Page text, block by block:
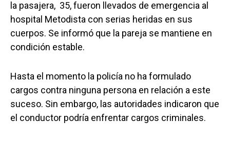
la pasajera, 35, fueron llevados de emergencia al
hospital Metodista con serias heridas en sus
cuerpos. Se informó que la pareja se mantiene en
condición estable.
Hasta el momento la policía no ha formulado
cargos contra ninguna persona en relación a este
suceso. Sin embargo, las autoridades indicaron que
el conductor podría enfrentar cargos criminales.